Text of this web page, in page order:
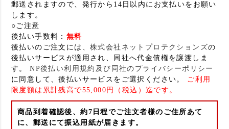
郵送されますので、発行から14日以内にお支払いをお願い
します。
○ご注意
後払い手数料： 無料
後払いのご注文には、 株式会社ネットプロテクションズの
後払いサービスが適用され、同社へ代金債権を譲渡しま
す。NP後払い利用規約及び同社のプライバシーポリシー
に同意して、後払いサービスをご選択ください。 ご利用
限度額は累計残高で55,000円（税込）迄です。
商品到着確認後、約7日程でご注文者様のご住所あて
に、郵送にて振込用紙が届きます。